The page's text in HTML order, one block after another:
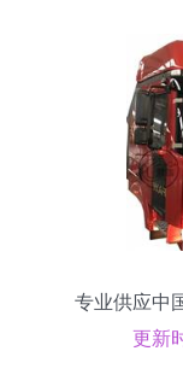
专业供应中
更新